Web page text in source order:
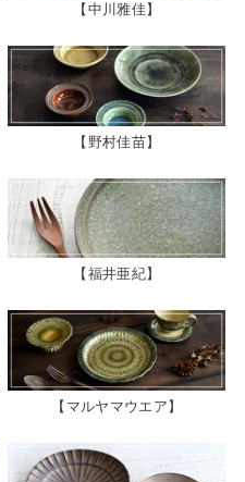
中川雅佳
野村佳苗
福井亜紀
マルヤマウエア